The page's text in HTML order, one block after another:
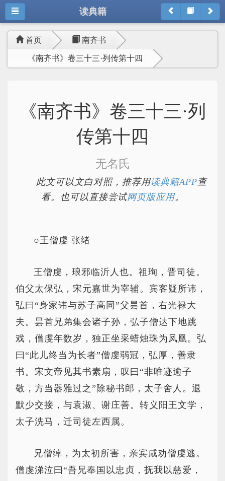
读典籍
首页 南齐书
《南齐书》卷三十三·列传第十四
《南齐书》卷三十三·列
传第十四
无名氏
此文可以文白对照，推荐用读典籍APP查
看。也可以直接尝试网页版应用。
○王僧虔 张绪
王僧虔，琅邪临沂人也。祖珣，晋司徒。
伯父太保弘，宋元嘉世为宰辅。宾客疑所讳，
弘曰“身家讳与苏子高同”父昙首，右光禄大
夫。昙首兄弟集会诸子孙，弘子僧达下地跳
戏，僧虔年数岁，独正坐采蜡烛珠为凤凰。弘
曰“此儿终当为长者”僧虔弱冠，弘厚，善隶
书。宋文帝见其书素扇，叹曰“非唯迹逾子
敬，方当器雅过之”除秘书郎，太子舍人。退
默少交接，与袁淑、谢庄善。转义阳王文学，
太子洗马，迁司徒左西属。
兄僧绰，为太初所害，亲宾咸劝僧虔逃。
僧虔涕泣曰“吾兄奉国以忠贞，抚我以慈爱，